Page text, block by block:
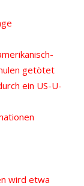
getötet
ein US-U-
wird etwa